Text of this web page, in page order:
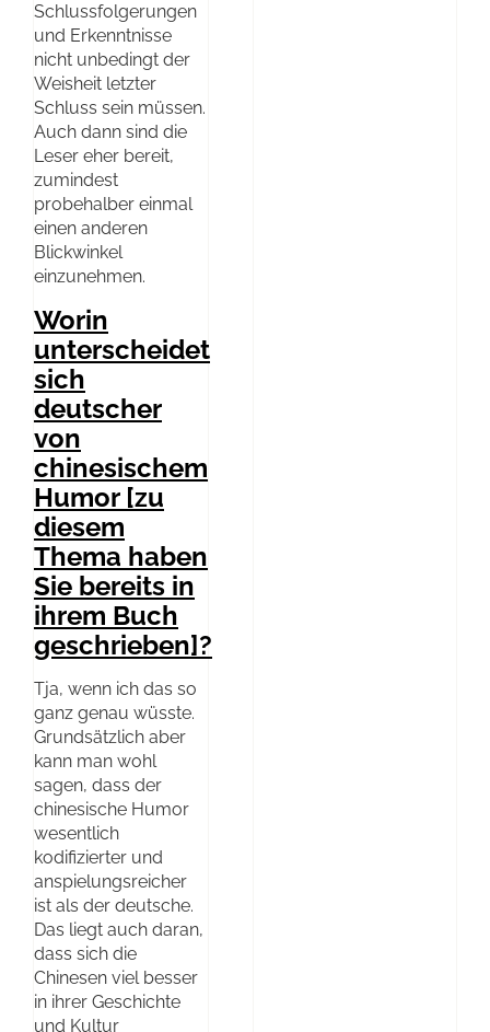
Schlussfolgerungen
und Erkenntnisse
nicht unbedingt der
Weisheit letzter
Schluss sein müssen.
Auch dann sind die
Leser eher bereit,
zumindest
probehalber einmal
einen anderen
Blickwinkel
einzunehmen.
Worin
unterscheidet
sich
deutscher
von
chinesischem
Humor [zu
diesem
Thema haben
Sie bereits in
ihrem Buch
geschrieben]?
Tja, wenn ich das so
ganz genau wüsste.
Grundsätzlich aber
kann man wohl
sagen, dass der
chinesische Humor
wesentlich
kodifizierter und
anspielungsreicher
ist als der deutsche.
Das liegt auch daran,
dass sich die
Chinesen viel besser
in ihrer Geschichte
und Kultur